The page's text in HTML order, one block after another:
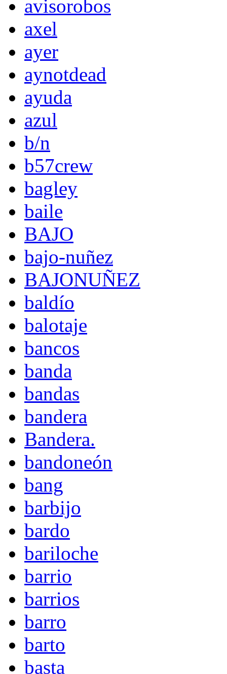
avisorobos
axel
ayer
aynotdead
ayuda
azul
b/n
b57crew
bagley
baile
BAJO
bajo-nuñez
BAJONUÑEZ
baldío
balotaje
bancos
banda
bandas
bandera
Bandera.
bandoneón
bang
barbijo
bardo
bariloche
barrio
barrios
barro
barto
basta